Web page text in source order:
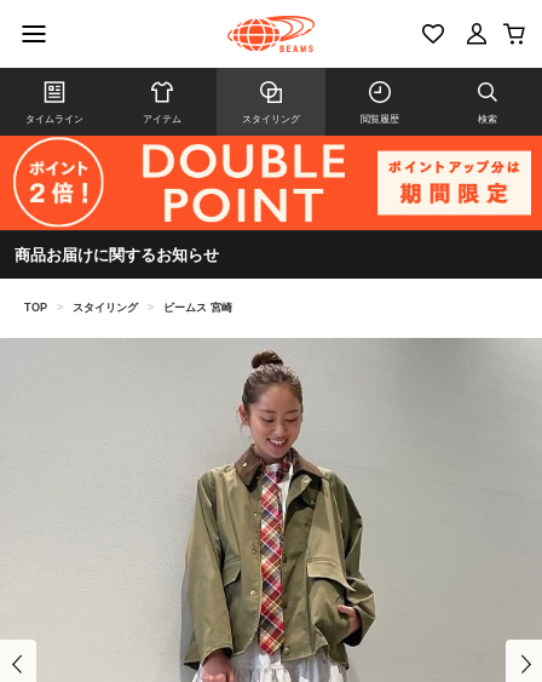
タイムライン アイテム スタイリング 閲覧履歴 検索
商品お届けに関するお知らせ
TOP > スタイリング > ビームス 宮崎